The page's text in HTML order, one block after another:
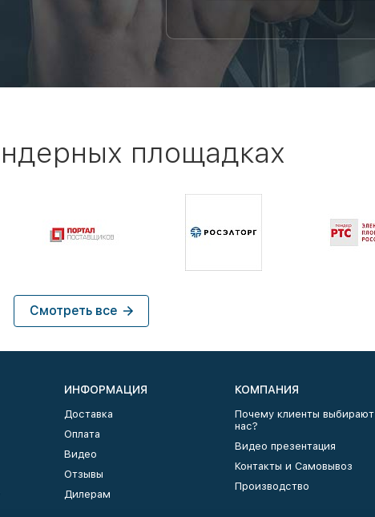
площадках
Смотреть все
ИНФОРМАЦИЯ
Доставка
Оплата
Видео
Отзывы
Дилерам
КОМПАНИЯ
Почему клиенты выбирают
нас?
Видео презентация
Контакты и Самовывоз
Производство